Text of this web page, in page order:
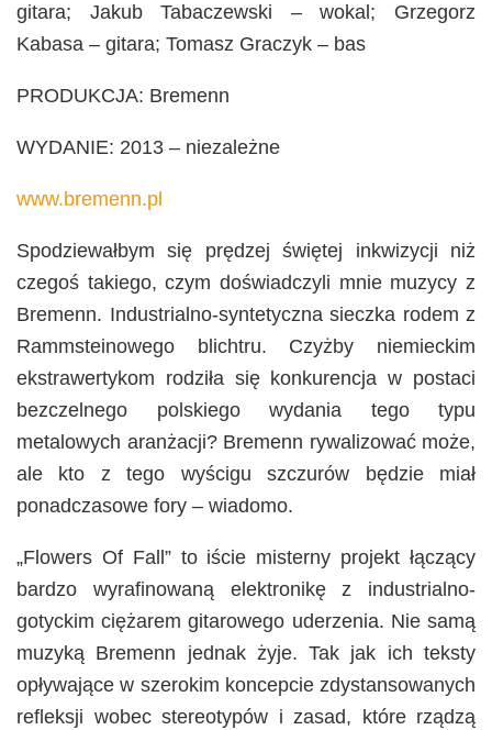
gitara; Jakub Tabaczewski – wokal; Grzegorz
Kabasa – gitara; Tomasz Graczyk – bas
PRODUKCJA: Bremenn
WYDANIE: 2013 – niezależne
www.bremenn.pl
Spodziewałbym się prędzej świętej inkwizycji niż
czegoś takiego, czym doświadczyli mnie muzycy z
Bremenn. Industrialno-syntetyczna sieczka rodem z
Rammsteinowego blichtru. Czyżby niemieckim
ekstrawertykom rodziła się konkurencja w postaci
bezczelnego polskiego wydania tego typu
metalowych aranżacji? Bremenn rywalizować może,
ale kto z tego wyścigu szczurów będzie miał
ponadczasowe fory – wiadomo.
„Flowers Of Fall” to iście misterny projekt łączący
bardzo wyrafinowaną elektronikę z industrialno-
gotyckim ciężarem gitarowego uderzenia. Nie samą
muzyką Bremenn jednak żyje. Tak jak ich teksty
opływające w szerokim koncepcie zdystansowanych
refleksji wobec stereotypów i zasad, które rządzą